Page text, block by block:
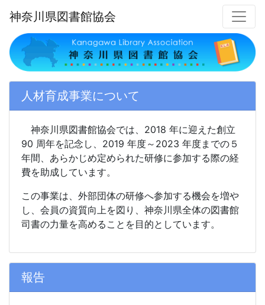
神奈川県図書館協会
人材育成事業について
神奈川県図書館協会では、2018 年に迎えた創立
90 周年を記念し、2019 年度～2023 年度までの５
年間、あらかじめ定められた研修に参加する際の経
費を助成しています。
この事業は、外部団体の研修へ参加する機会を増や
し、会員の資質向上を図り、神奈川県全体の図書館
司書の力量を高めることを目的としています。
報告